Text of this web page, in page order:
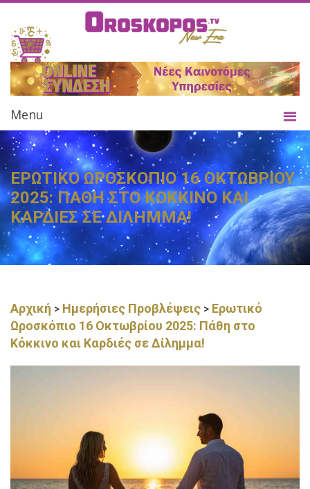
Menu
ΕΡΩΤΙΚΟ ΩΡΟΣΚΟΠΙΟ 16 ΟΚΤΩΒΡΙΟΥ
2025: ΠΑΘΗ ΣΤΟ ΚΟΚΚΙΝΟ ΚΑΙ
ΚΑΡΔΙΕΣ ΣΕ ΔΙΛΗΜΜΑ!
Αρχική > Ημερήσιες Προβλέψεις > Ερωτικό
Ωροσκόπιο 16 Οκτωβρίου 2025: Πάθη στο
Κόκκινο και Καρδιές σε Δίλημμα!